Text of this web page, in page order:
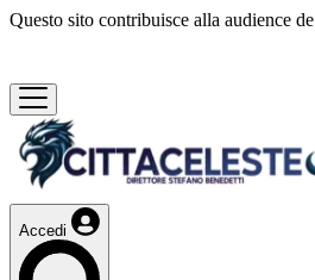
Questo sito contribuisce alla audience de
Accedi